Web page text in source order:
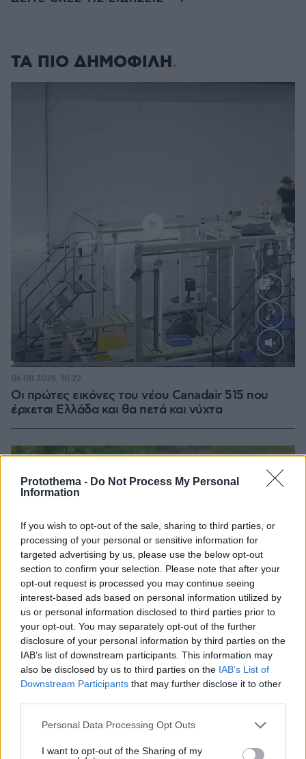
Protothema - Do Not Process My Personal
Information
If you wish to opt-out of the sale, sharing to third parties, or
processing of your personal or sensitive information for
targeted advertising by us, please use the below opt-out
section to confirm your selection. Please note that after your
opt-out request is processed you may continue seeing
interest-based ads based on personal information utilized by
us or personal information disclosed to third parties prior to
your opt-out. You may separately opt-out of the further
disclosure of your personal information by third parties on the
IAB’s list of downstream participants. This information may
also be disclosed by us to third parties on the IAB’s List of
Downstream Participants that may further disclose it to other
Please note that this website/app uses one or more Google
not limited to your visit or usage behaviour. You may click to
Personal Data Processing Opt Outs
I want to opt-out of the Sharing of my
ΤΑ ΠΙΟ ΔΗΜΟΦΙΛΗ
Loaded
Οι πρώτες εικόνες του νέου Canadair 515 που
έρχεται Ελλάδα και θα πετά και νύχτα
06.08.2026, 10:22